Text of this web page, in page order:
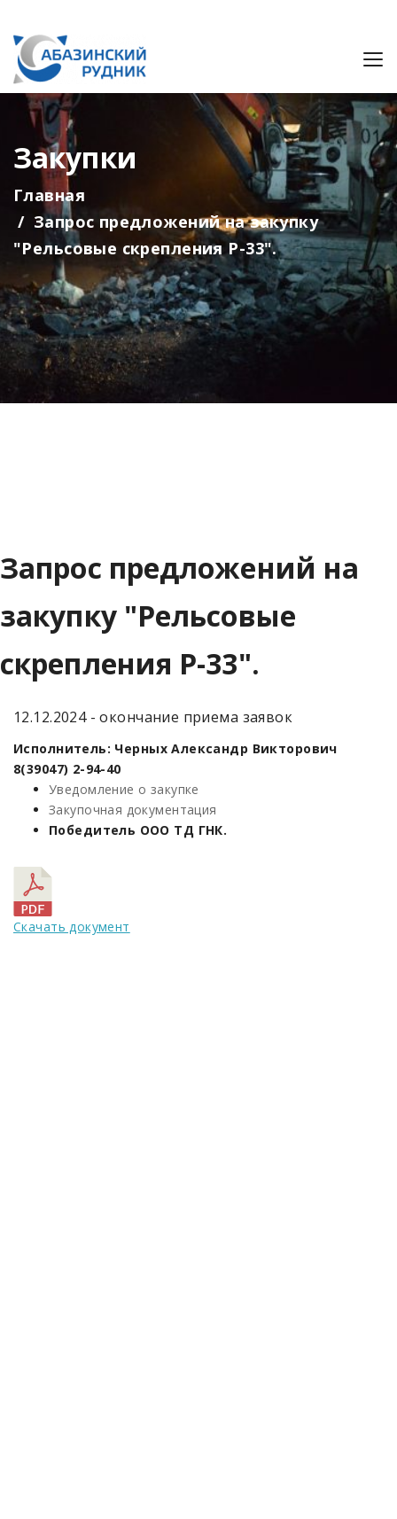
Закупки
Главная
Запрос предложений на закупку
"Рельсовые скрепления Р-33".
Запрос предложений на
закупку "Рельсовые
скрепления Р-33".
12.12.2024 - окончание приема заявок
Исполнитель: Черных Александр Викторович
8(39047) 2-94-40
Уведомление о закупке
Закупочная документация
Победитель ООО ТД ГНК.
Скачать документ